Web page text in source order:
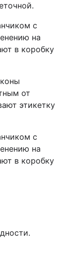
с
на
в коробку
от
этикетку
с
на
в коробку
.